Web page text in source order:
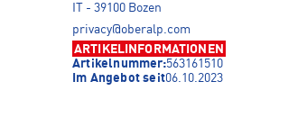
IT - 39100 Bozen
privacy@oberalp.com
ARTIKELINFORMATIONEN
Artikelnummer:563161510
Im Angebot seit06.10.2023